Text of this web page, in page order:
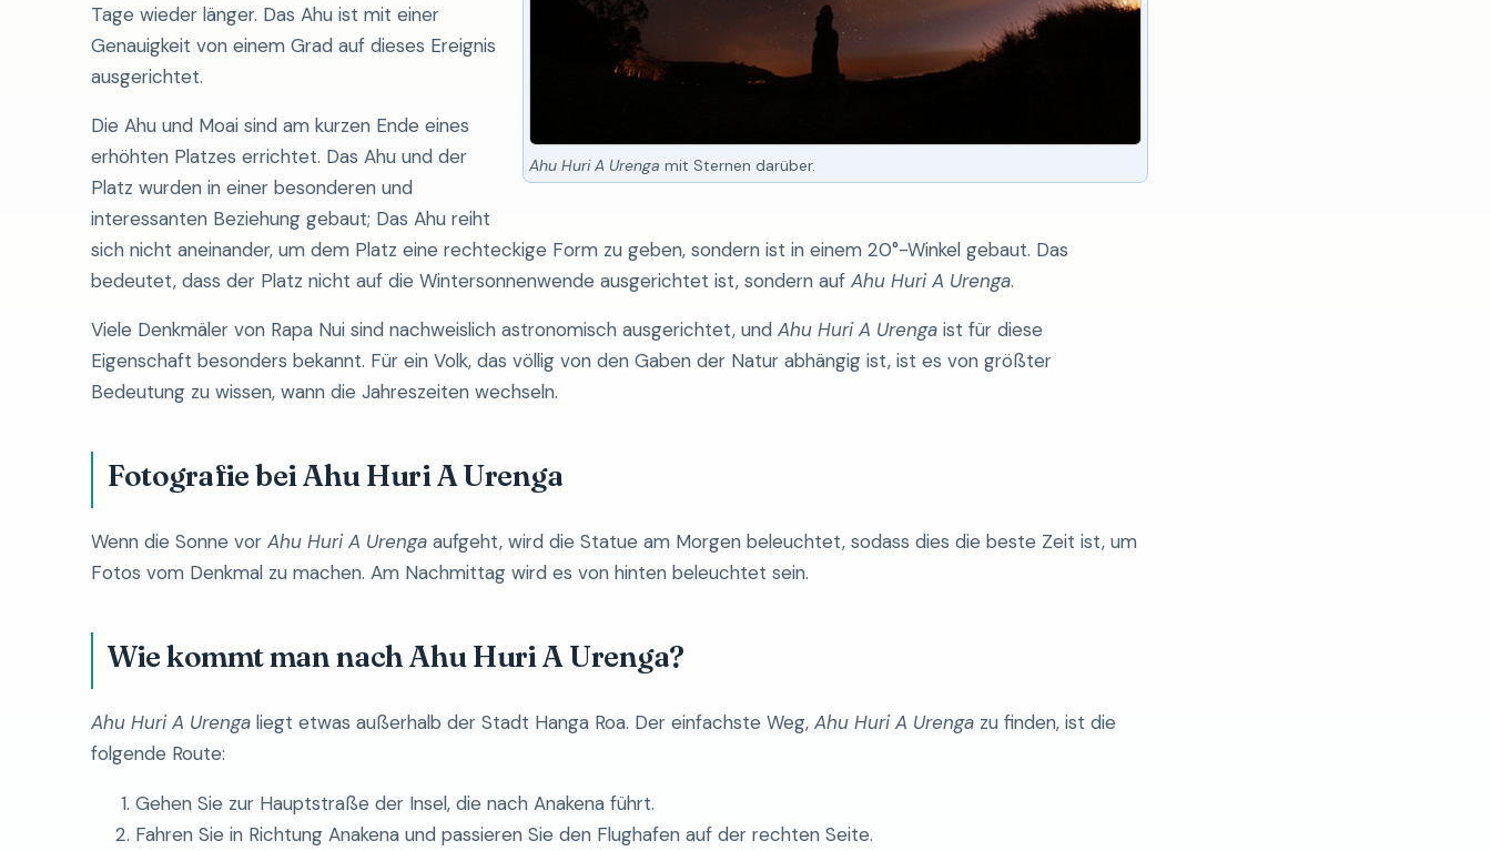
Ahu Huri A Urenga mit Sternen darüber.
Tage wieder länger. Das Ahu ist mit einer
Genauigkeit von einem Grad auf dieses Ereignis
ausgerichtet.
Die Ahu und Moai sind am kurzen Ende eines
erhöhten Platzes errichtet. Das Ahu und der
Platz wurden in einer besonderen und
interessanten Beziehung gebaut; Das Ahu reiht
sich nicht aneinander, um dem Platz eine rechteckige Form zu geben, sondern ist in einem 20°-Winkel gebaut. Das
bedeutet, dass der Platz nicht auf die Wintersonnenwende ausgerichtet ist, sondern auf Ahu Huri A Urenga.
Viele Denkmäler von Rapa Nui sind nachweislich astronomisch ausgerichtet, und Ahu Huri A Urenga ist für diese
Eigenschaft besonders bekannt. Für ein Volk, das völlig von den Gaben der Natur abhängig ist, ist es von größter
Bedeutung zu wissen, wann die Jahreszeiten wechseln.
Fotografie bei Ahu Huri A Urenga
Wenn die Sonne vor Ahu Huri A Urenga aufgeht, wird die Statue am Morgen beleuchtet, sodass dies die beste Zeit ist, um
Fotos vom Denkmal zu machen. Am Nachmittag wird es von hinten beleuchtet sein.
Wie kommt man nach Ahu Huri A Urenga?
Ahu Huri A Urenga liegt etwas außerhalb der Stadt Hanga Roa. Der einfachste Weg, Ahu Huri A Urenga zu finden, ist die
folgende Route:
Gehen Sie zur Hauptstraße der Insel, die nach Anakena führt.
Fahren Sie in Richtung Anakena und passieren Sie den Flughafen auf der rechten Seite.